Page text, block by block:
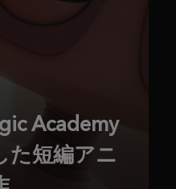
Academy
た短編アニ